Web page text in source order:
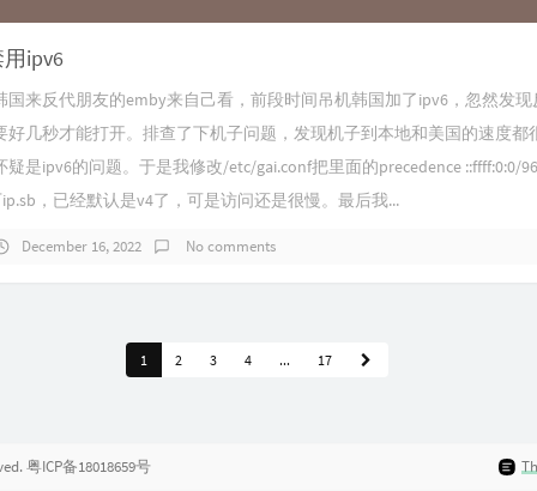
ipv6
国来反代朋友的emby来自己看，前段时间吊机韩国加了ipv6，忽然发
好几秒才能打开。排查了下机子问题，发现机子到本地和美国的速度都
是ipv6的问题。于是我修改/etc/gai.conf把里面的precedence ::ffff:0:0/
，已经默认是v4了，可是访问还是很慢。最后我...
December 16, 2022 No comments
1 2 3 4 ... 17
粤ICP备18018659号